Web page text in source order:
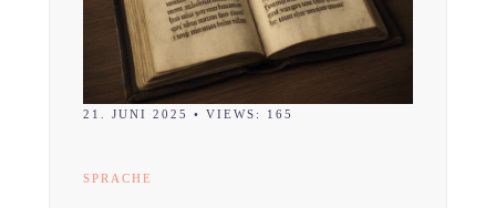
21. JUNI 2025 • VIEWS: 165
SPRACHE